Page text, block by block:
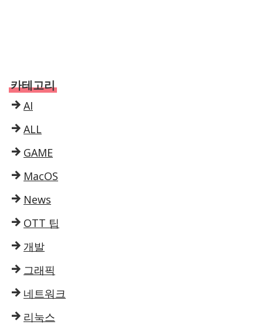
카테고리
AI
ALL
GAME
MacOS
News
OTT 팁
개발
그래픽
네트워크
리눅스